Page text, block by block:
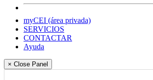
myCEI (área privada)
SERVICIOS
CONTACTAR
Ayuda
× Close Panel